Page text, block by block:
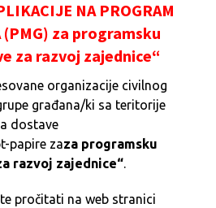
NA PROGRAM
(PMG) za programsku
za razvoj zajednice“
organizacije civilnog
građana/ki sa teritorije
dostave
papire zaza programsku
razvoj zajednice“.
pročitati na web stranici